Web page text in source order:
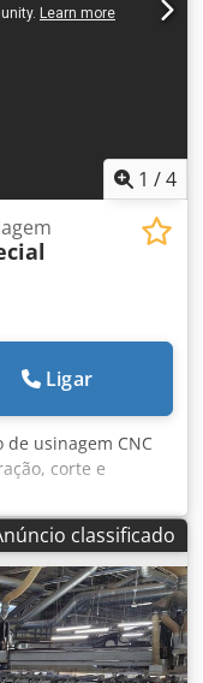
1 /4
Ligar
de usinagem CNC
corte e
de cisne”.
Works Nº 1 mesa
(L = 1800 mm)
(X - Y - Z)
(X - Y - Z) em
de trabalho -
Tapetes de
classificado